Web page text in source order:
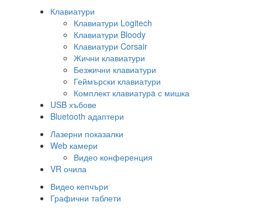
Клавиатури
Клавиатури Logitech
Клавиатури Bloody
Клавиатури Corsair
Жични клавиатури
Безжични клавиатури
Геймърски клавиатури
Комплект клавиатурa с мишка
USB хъбове
Bluetooth адаптери
Лазерни показалки
Web камери
Видео конференция
VR очила
Видео кепчъри
Графични таблети